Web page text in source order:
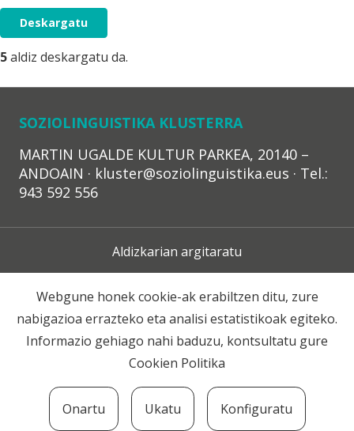
Deskargatu
5aldiz deskargatu da.
SOZIOLINGUISTIKA KLUSTERRA
MARTIN UGALDE KULTUR PARKEA, 20140 –
ANDOAIN · kluster@soziolinguistika.eus · Tel.:
943 592 556
Aldizkarian argitaratu
Lege Oharra
Harpidetza
© 2020 Soziolinguistika Klusterra
Webgune honek cookie-ak erabiltzen ditu, zure
nabigazioa errazteko eta analisi estatistikoak egiteko.
Informazio gehiago nahi baduzu, kontsultatu gure
Cookien Politika
Onartu Ukatu Konfiguratu